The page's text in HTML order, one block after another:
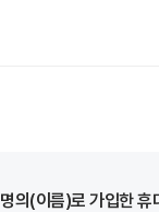
의(이름)로 가입한 휴